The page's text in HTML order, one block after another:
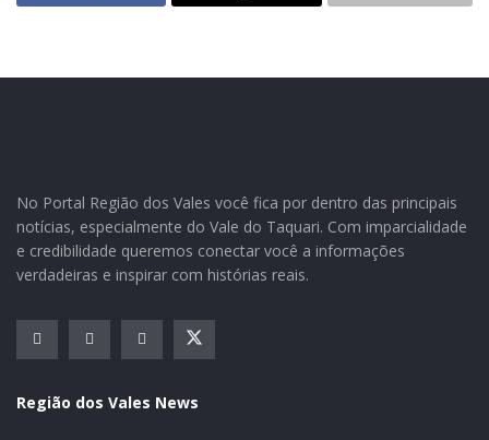
No Portal Região dos Vales você fica por dentro das principais
notícias, especialmente do Vale do Taquari. Com imparcialidade
e credibilidade queremos conectar você a informações
verdadeiras e inspirar com histórias reais.
Região dos Vales News